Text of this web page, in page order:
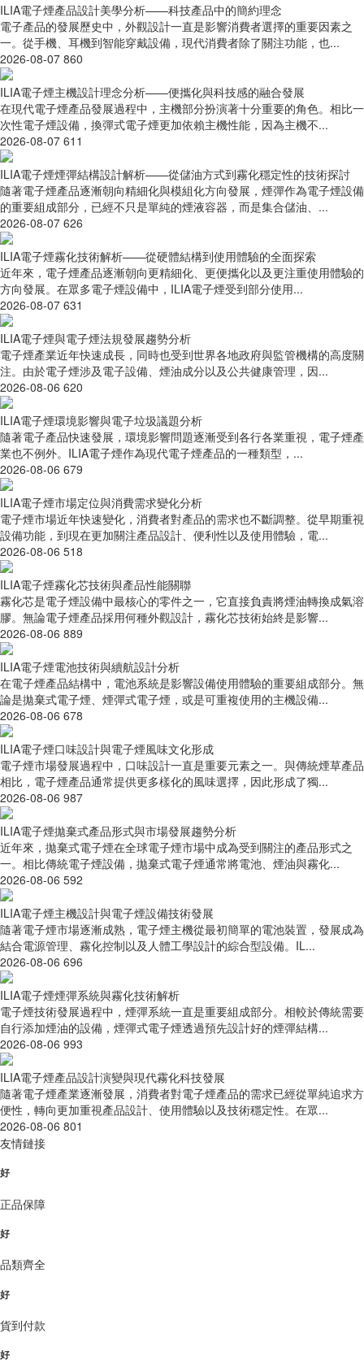
ILIA電子煙產品設計美學分析——科技產品中的簡約理念
電子產品的發展歷史中，外觀設計一直是影響消費者選擇的重要因素之
一。從手機、耳機到智能穿戴設備，現代消費者除了關注功能，也...
2026-08-07 860
ILIA電子煙主機設計理念分析——便攜化與科技感的融合發展
在現代電子煙產品發展過程中，主機部分扮演著十分重要的角色。相比一
次性電子煙設備，換彈式電子煙更加依賴主機性能，因為主機不...
2026-08-07 611
ILIA電子煙煙彈結構設計解析——從儲油方式到霧化穩定性的技術探討
隨著電子煙產品逐漸朝向精細化與模組化方向發展，煙彈作為電子煙設備
的重要組成部分，已經不只是單純的煙液容器，而是集合儲油、...
2026-08-07 626
ILIA電子煙霧化技術解析——從硬體結構到使用體驗的全面探索
近年來，電子煙產品逐漸朝向更精細化、更便攜化以及更注重使用體驗的
方向發展。在眾多電子煙設備中，ILIA電子煙受到部分使用...
2026-08-07 631
ILIA電子煙與電子煙法規發展趨勢分析
電子煙產業近年快速成長，同時也受到世界各地政府與監管機構的高度關
注。由於電子煙涉及電子設備、煙油成分以及公共健康管理，因...
2026-08-06 620
ILIA電子煙環境影響與電子垃圾議題分析
隨著電子產品快速發展，環境影響問題逐漸受到各行各業重視，電子煙產
業也不例外。ILIA電子煙作為現代電子煙產品的一種類型，...
2026-08-06 679
ILIA電子煙市場定位與消費需求變化分析
電子煙市場近年快速變化，消費者對產品的需求也不斷調整。從早期重視
設備功能，到現在更加關注產品設計、便利性以及使用體驗，電...
2026-08-06 518
ILIA電子煙霧化芯技術與產品性能關聯
霧化芯是電子煙設備中最核心的零件之一，它直接負責將煙油轉換成氣溶
膠。無論電子煙產品採用何種外觀設計，霧化芯技術始終是影響...
2026-08-06 889
ILIA電子煙電池技術與續航設計分析
在電子煙產品結構中，電池系統是影響設備使用體驗的重要組成部分。無
論是拋棄式電子煙、煙彈式電子煙，或是可重複使用的主機設備...
2026-08-06 678
ILIA電子煙口味設計與電子煙風味文化形成
電子煙市場發展過程中，口味設計一直是重要元素之一。與傳統煙草產品
相比，電子煙產品通常提供更多樣化的風味選擇，因此形成了獨...
2026-08-06 987
ILIA電子煙拋棄式產品形式與市場發展趨勢分析
近年來，拋棄式電子煙在全球電子煙市場中成為受到關注的產品形式之
一。相比傳統電子煙設備，拋棄式電子煙通常將電池、煙油與霧化...
2026-08-06 592
ILIA電子煙主機設計與電子煙設備技術發展
隨著電子煙市場逐漸成熟，電子煙主機從最初簡單的電池裝置，發展成為
結合電源管理、霧化控制以及人體工學設計的綜合型設備。IL...
2026-08-06 696
ILIA電子煙煙彈系統與霧化技術解析
電子煙技術發展過程中，煙彈系統一直是重要組成部分。相較於傳統需要
自行添加煙油的設備，煙彈式電子煙透過預先設計好的煙彈結構...
2026-08-06 993
ILIA電子煙產品設計演變與現代霧化科技發展
隨著電子煙產業逐漸發展，消費者對電子煙產品的需求已經從單純追求方
便性，轉向更加重視產品設計、使用體驗以及技術穩定性。在眾...
2026-08-06 801
友情鏈接
好
正品保障
好
品類齊全
好
貨到付款
好